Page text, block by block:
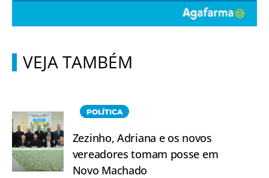
VEJA TAMBÉM
POLÍTICA
Zezinho, Adriana e os novos
vereadores tomam posse em
Novo Machado